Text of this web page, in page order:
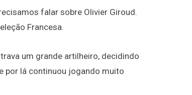
falar sobre Olivier Giroud.
Francesa.
um grande artilheiro, decidindo
por lá continuou jogando muito